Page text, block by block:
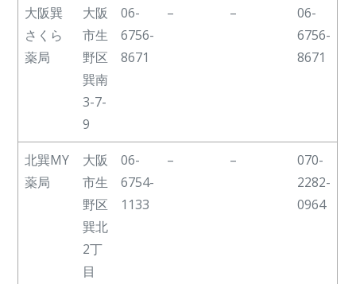
大阪巽
さくら
薬局
大阪
市生
野区
巽南
3-7-
9
06-
6756-
8671
– –
06-
6756-
8671
北巽MY
薬局
大阪
市生
野区
巽北
2丁
目
06-
6754-
1133
– –
070-
2282-
0964